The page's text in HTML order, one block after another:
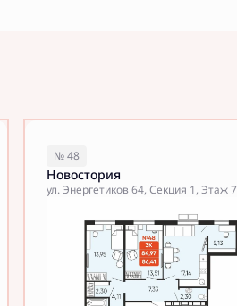
№ 48
Новостория
ул. Энергетиков 64, Секция 1, Этаж 7